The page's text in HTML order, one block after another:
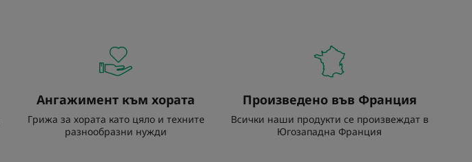
Ангажимент към хората
Грижа за хората като цяло и техните
разнообразни нужди
Произведено във Франция
Всички наши продукти се произвеждат в
Югозападна Франция